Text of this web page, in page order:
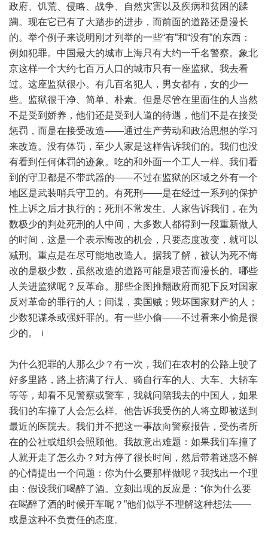
政府、饥荒、侵略、战争、自然灾害以及疾病和贫困的蹂
躏。现在它已有了大踏步的进步，而前面的道路还是漫长
的。举个例子来说明刚才列举的一些“有”和“没有”的东西：
例如犯罪。中国最大的城市上海只有大约一千名警察。象北
京这样一个大约七百万人口的城市只有一座监狱。我去看
过。这座监狱很小。有几百名犯人，男女都有，女的少一
些。监狱很干净、简单、朴素。但是尽管在里面住的人当然
不是受到娇养，他们还是受到人道的待遇，他们不是在接受
惩罚，而是在接受改造——通过生产劳动和政治思想的学习
来改造。没有体罚，至少人家是这样告诉我们的。我们也没
有看到任何体罚的迹象。吃的和外面一个工人一样。我们看
到的守卫都是不带武器的——不过在监狱的区域之外有一个
地区是武装哨兵守卫的。有死刑——是在经过一系列的保护
性上诉之后才执行的；死刑不常发生。人家告诉我们，在为
数极少的判处死刑的人中间，大多数人都得到一段重新做人
的时间，这是一个表示悔改的机会，只要态度改变，就可以
减刑。重点是在尽可能地改造人。据我了解，被认为死不悔
改的是极少数，虽然改造的道路可能是艰苦而漫长的。哪些
人关进监狱呢？反革命。那些企图推翻政府而犯下反对国家
反对革命的罪行的人；间谍，卖国贼；毁坏国家财产的人；
少数犯谋杀或强奸罪的。有一些小偷——不过看来小偷是很
少的。ｉ
为什么犯罪的人那么少？有一次，我们在农村的公路上驶了
好多里路，路上挤满了行人、骑自行车的人、大车、大轿车
等等，却看不见警察或警车，我就问陪我去的中国人，如果
我们的车撞了人会怎么样。他告诉我受伤的人将立即被送到
最近的医院去。我们并不把这一事故向警察报告，受伤者所
在的公社或组织会照顾他。我故意出难题：如果我们车撞了
人就开走了怎么办？对方停了很长时间，然后带着迷惑不解
的心情提出一个问题：你为什么要那样做呢？我找出一个理
由：假设我们喝醉了酒。立刻出现的反应是：“你为什么要
在喝醉了酒的时候开车呢？”他们似乎不理解这种想法——
或是这种不负责任的态度。